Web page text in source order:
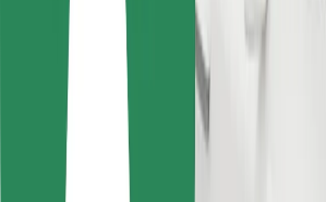
Segurança
Uma viagem em poucos minutos!
Instalar app da Bolt
Encontra o teu prato favorito!